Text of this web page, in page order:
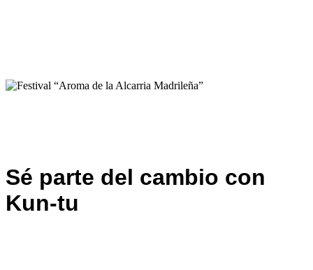
Sé parte del cambio con
Kun-tu